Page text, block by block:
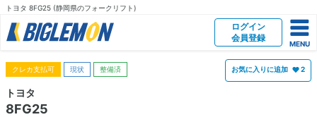
トヨタ 8FG25 (静岡県のフォークリフト)
ログイン
会員登録
クレカ支払可 現状 整備済 お気に入りに追加 2
トヨタ
8FG25